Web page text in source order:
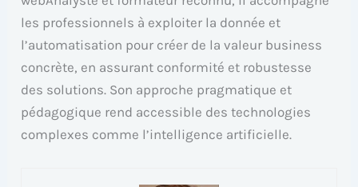
les professionnels à exploiter la donnée et
l’automatisation pour créer de la valeur business
concrète, en assurant conformité et robustesse
des solutions. Son approche pragmatique et
pédagogique rend accessible des technologies
complexes comme l’intelligence artificielle.